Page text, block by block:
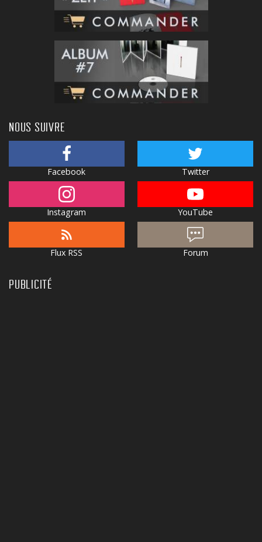
NOUS SUIVRE
Facebook Twitter
Instagram YouTube
Flux RSS Forum
PUBLICITÉ